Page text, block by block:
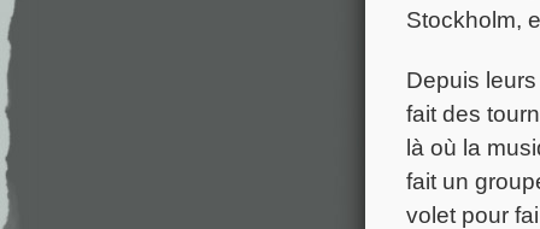
Stockholm,
Depuis
fait des
là où la
fait un
volet pour